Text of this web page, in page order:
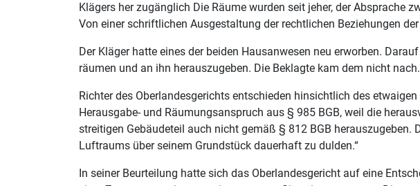
Klägers her zugänglich Die Räume wurden seit jeher, der Absprache
Von einer schriftlichen Ausgestaltung der rechtlichen Beziehungen
Der Kläger hatte eines der beiden Hausanwesen neu erworben.
räumen und an ihn herauszugeben. Die Beklagte kam dem nicht nach.
Richter des Oberlandesgerichts entschieden hinsichtlich des
Herausgabe- und Räumungsanspruch aus § 985 BGB, weil die
streitigen Gebäudeteil auch nicht gemäß § 812 BGB
Luftraums über seinem Grundstück dauerhaft zu dulden.“
In seiner Beurteilung hatte sich das Oberlandesgericht auf eine